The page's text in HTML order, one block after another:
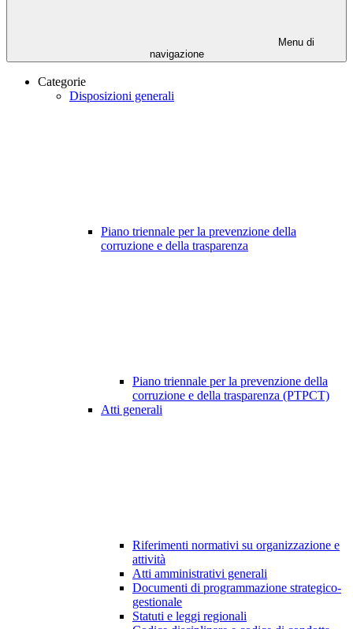
Menu di
navigazione
Categorie
Disposizioni generali
Piano triennale per la prevenzione della
corruzione e della trasparenza
Piano triennale per la prevenzione della
corruzione e della trasparenza (PTPCT)
Atti generali
Riferimenti normativi su organizzazione e
attività
Atti amministrativi generali
Documenti di programmazione strategico-
gestionale
Statuti e leggi regionali